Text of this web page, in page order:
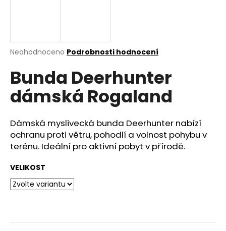
Průměrné
produktu
je
0,0
z
hvězdiček.
Neohodnoceno Podrobnosti hodnocení
Bunda Deerhunter
dámská Rogaland
Dámská myslivecká bunda Deerhunter nabízí
ochranu proti větru, pohodlí a volnost pohybu v
terénu. Ideální pro aktivní pobyt v přírodě.
VELIKOST
í
t
o
p
o